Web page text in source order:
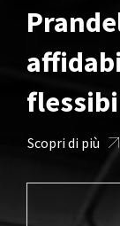
Scopri di più